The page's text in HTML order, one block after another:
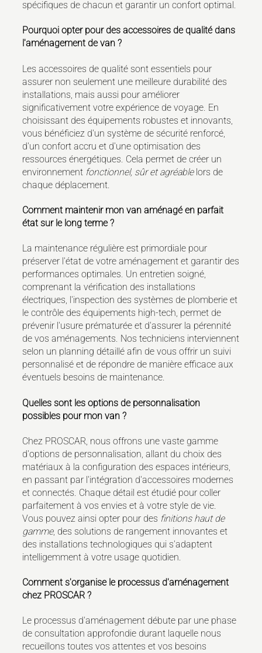
spécifiques de chacun et garantir un confort optimal.
Pourquoi opter pour des accessoires de qualité dans
l'aménagement de van ?
Les accessoires de qualité sont essentiels pour
assurer non seulement une meilleure durabilité des
installations, mais aussi pour améliorer
significativement votre expérience de voyage. En
choisissant des équipements robustes et innovants,
vous bénéficiez d'un système de sécurité renforcé,
d'un confort accru et d'une optimisation des
ressources énergétiques. Cela permet de créer un
environnement fonctionnel, sûr et agréablelors de
chaque déplacement.
Comment maintenir mon van aménagé en parfait
état sur le long terme ?
La maintenance régulière est primordiale pour
préserver l'état de votre aménagement et garantir des
performances optimales. Un entretien soigné,
comprenant la vérification des installations
électriques, l'inspection des systèmes de plomberie et
le contrôle des équipements high-tech, permet de
prévenir l'usure prématurée et d'assurer la pérennité
de vos aménagements. Nos techniciens interviennent
selon un planning détaillé afin de vous offrir un suivi
personnalisé et de répondre de manière efficace aux
éventuels besoins de maintenance.
Quelles sont les options de personnalisation
possibles pour mon van ?
Chez PROSCAR, nous offrons une vaste gamme
d'options de personnalisation, allant du choix des
matériaux à la configuration des espaces intérieurs,
en passant par l'intégration d'accessoires modernes
et connectés. Chaque détail est étudié pour coller
parfaitement à vos envies et à votre style de vie.
Vous pouvez ainsi opter pour des finitions haut de
gamme, des solutions de rangement innovantes et
des installations technologiques qui s'adaptent
intelligemment à votre usage quotidien.
Comment s'organise le processus d'aménagement
chez PROSCAR ?
Le processus d'aménagement débute par une phase
de consultation approfondie durant laquelle nous
recueillons toutes vos attentes et vos besoins